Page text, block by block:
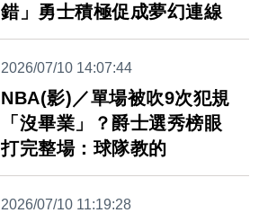
錯」勇士積極促成夢幻連線
2026/07/10 14:07:44
NBA(影)／單場被吹9次犯規
「沒畢業」？爵士選秀榜眼
打完整場：球隊教的
2026/07/10 11:19:28